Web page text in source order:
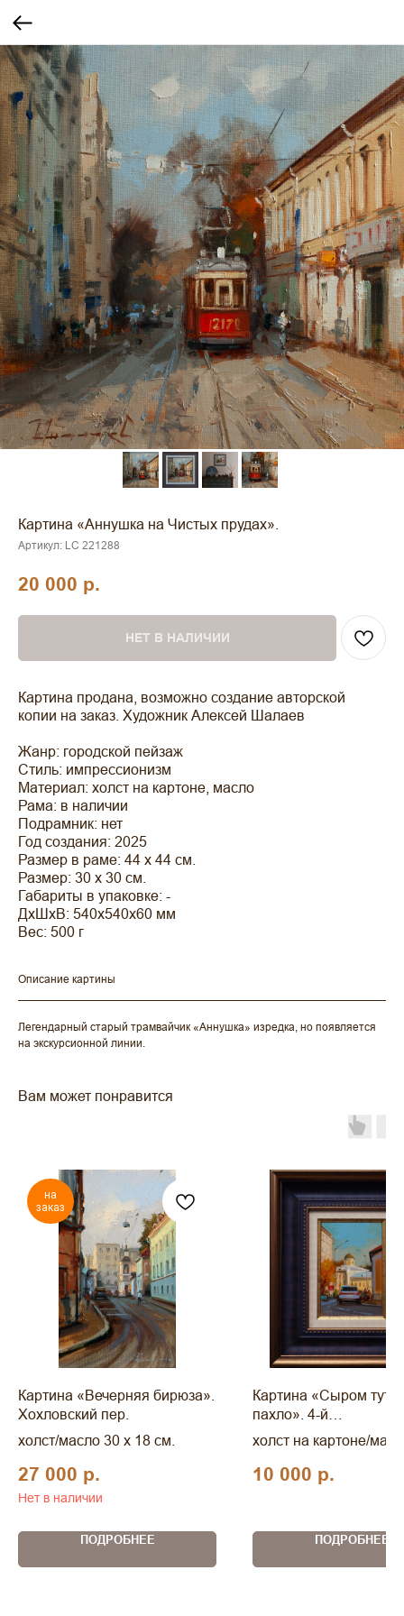
Картина «Аннушка на Чистых прудах».
Артикул: LC 221288
20 000 р.
НЕТ В НАЛИЧИИ
Картина продана, возможно создание авторской
копии на заказ. Художник Алексей Шалаев
Жанр: городской пейзаж
Стиль: импрессионизм
Материал: холст на картоне, масло
Рама: в наличии
Подрамник: нет
Год создания: 2025
Размер в раме: 44 х 44 см.
Размер: 30 х 30 см.
Габариты в упаковке: -
ДxШxВ: 540x540x60 мм
Вес: 500 г
Описание картины
Легендарный старый трамвайчик «Аннушка» изредка, но появляется
на экскурсионной линии.
Вам может понравится
на
заказ
Картина «Вечерняя бирюза».
Хохловский пер.
холст/масло 30 x 18 см.
27 000 р.
Нет в наличии
ПОДРОБНЕЕ
Картина «Сыром тут
пахло». 4-й
Сыромятнический
холст на картоне/
10 000 р.
ПОДРОБНЕЕ